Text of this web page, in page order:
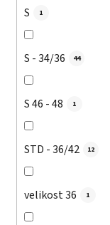
S 1
S - 34/36 44
S 46 - 48 1
STD - 36/42 12
velikost 36 1